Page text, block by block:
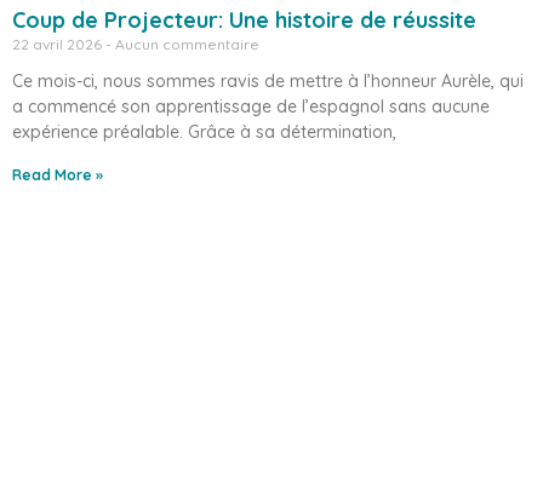
Coup de Projecteur: Une histoire de réussite
22 avril 2026 Aucun commentaire
Ce mois-ci, nous sommes ravis de mettre à l’honneur Aurèle, qui
a commencé son apprentissage de l’espagnol sans aucune
expérience préalable. Grâce à sa détermination,
Read More »